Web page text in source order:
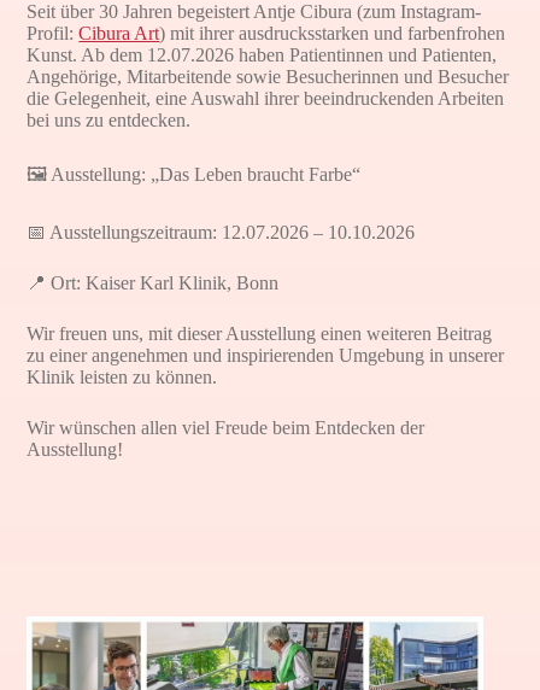
Seit über 30 Jahren begeistert Antje Cibura (zum Instagram-
Profil:Cibura Art) mit ihrer ausdrucksstarken und farbenfrohen
Kunst. Ab dem 12.07.2026 haben Patientinnen und Patienten,
Angehörige, Mitarbeitende sowie Besucherinnen und Besucher
die Gelegenheit, eine Auswahl ihrer beeindruckenden Arbeiten
bei uns zu entdecken.
🖼️ Ausstellung: „Das Leben braucht Farbe“
📅 Ausstellungszeitraum: 12.07.2026 – 10.10.2026
📍 Ort: Kaiser Karl Klinik, Bonn
Wir freuen uns, mit dieser Ausstellung einen weiteren Beitrag
zu einer angenehmen und inspirierenden Umgebung in unserer
Klinik leisten zu können.
Wir wünschen allen viel Freude beim Entdecken der
Ausstellung!